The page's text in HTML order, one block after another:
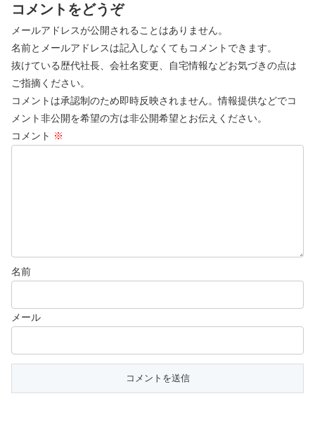
コメントをどうぞ
メールアドレスが公開されることはありません。
名前とメールアドレスは記入しなくてもコメントできます。
抜けている歴代社長、会社名変更、自宅情報などお気づきの点は
ご指摘ください。
コメントは承認制のため即時反映されません。情報提供などでコ
メント非公開を希望の方は非公開希望とお伝えください。
コメント ※
名前
メール